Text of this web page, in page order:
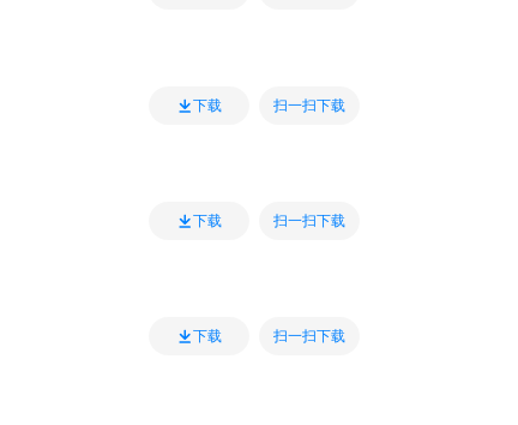
下载 扫一扫下载
下载 扫一扫下载
下载 扫一扫下载